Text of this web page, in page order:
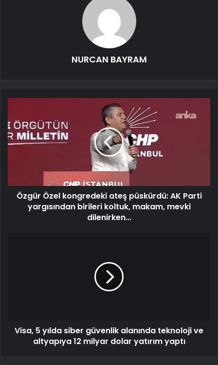
NURCAN BAYRAM
Özgür Özel kongredeki ateş püskürdü: AK Parti
yargısından birileri koltuk, makam, mevki
dilenirken...
Visa, 5 yılda siber güvenlik alanında teknoloji ve
altyapıya 12 milyar dolar yatırım yaptı